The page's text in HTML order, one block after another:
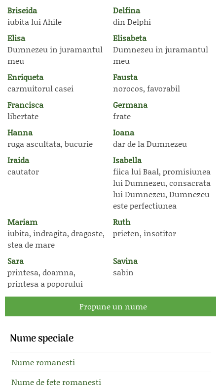
Briseida
iubita lui Ahile
Delfina
din Delphi
Elisa
Dumnezeu in juramantul
meu
Elisabeta
Dumnezeu in juramantul
meu
Enriqueta
carmuitorul casei
Fausta
norocos, favorabil
Francisca
libertate
Germana
frate
Hanna
ruga ascultata, bucurie
Ioana
dar de la Dumnezeu
Iraida
cautator
Isabella
fiica lui Baal, promisiunea
lui Dumnezeu, consacrata
lui Dumnezeu, Dumnezeu
este perfectiunea
Mariam
iubita, indragita, dragoste,
stea de mare
Ruth
prieten, insotitor
Sara
printesa, doamna,
printesa a poporului
Savina
sabin
Propune un nume
Nume speciale
Nume romanesti
Nume de fete romanesti